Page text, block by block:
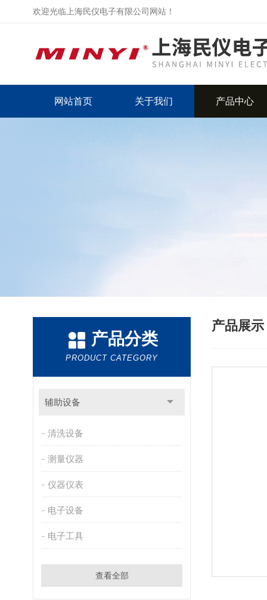
欢迎光临上海民仪电子有限公司网站！
网站首页 关于我们 产品中心
产品分类
PRODUCT CATEGORY
辅助设备
清洗设备
测量仪器
仪器仪表
电子设备
电子工具
查看全部
产品展示